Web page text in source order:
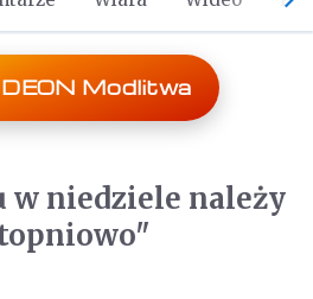
DEON Modlitwa
w niedziele należy